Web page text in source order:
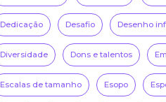
Dedicação Desafio Desenho
Diversidade Dons e talentos
Escalas de tamanho Esopo